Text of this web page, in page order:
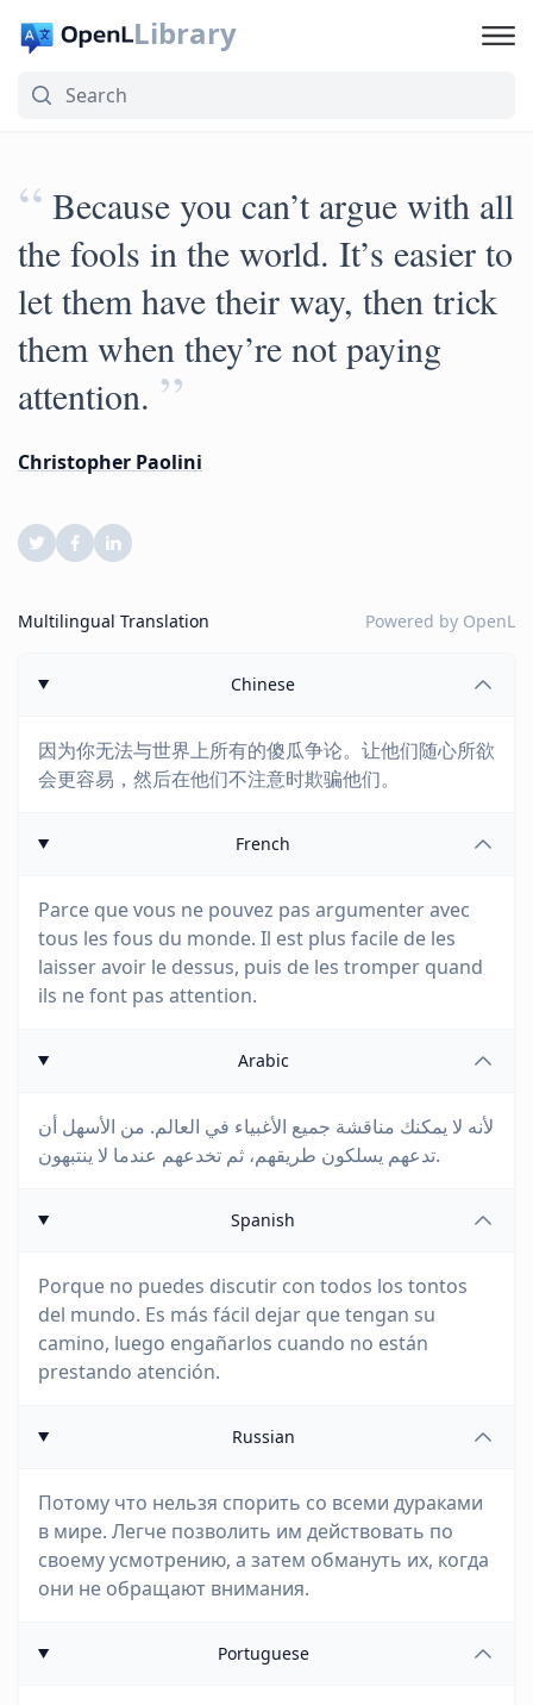
Library
“ Because you can’t argue with all
the fools in the world. It’s easier to
let them have their way, then trick
them when they’re not paying
attention. ”
Christopher Paolini
Multilingual Translation Powered by OpenL
Chinese
因为你无法与世界上所有的傻瓜争论。让他们随心所欲
会更容易，然后在他们不注意时欺骗他们。
French
Parce que vous ne pouvez pas argumenter avec
tous les fous du monde. Il est plus facile de les
laisser avoir le dessus, puis de les tromper quand
ils ne font pas attention.
Arabic
لأنه لا يمكنك مناقشة جميع الأغبياء في العالم. من الأسهل أن
تدعهم يسلكون طريقهم، ثم تخدعهم عندما لا ينتبهون.
Spanish
Porque no puedes discutir con todos los tontos
del mundo. Es más fácil dejar que tengan su
camino, luego engañarlos cuando no están
prestando atención.
Russian
Потому что нельзя спорить со всеми дураками
в мире. Легче позволить им действовать по
своему усмотрению, а затем обмануть их, когда
они не обращают внимания.
Portuguese